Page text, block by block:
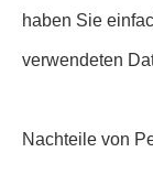
haben Sie
verwendeten
Nachteile von